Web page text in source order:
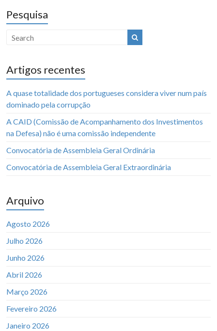
Pesquisa
Artigos recentes
A quase totalidade dos portugueses considera viver num país
dominado pela corrupção
A CAID (Comissão de Acompanhamento dos Investimentos
na Defesa) não é uma comissão independente
Convocatória de Assembleia Geral Ordinária
Convocatória de Assembleia Geral Extraordinária
Arquivo
Agosto 2026
Julho 2026
Junho 2026
Abril 2026
Março 2026
Fevereiro 2026
Janeiro 2026